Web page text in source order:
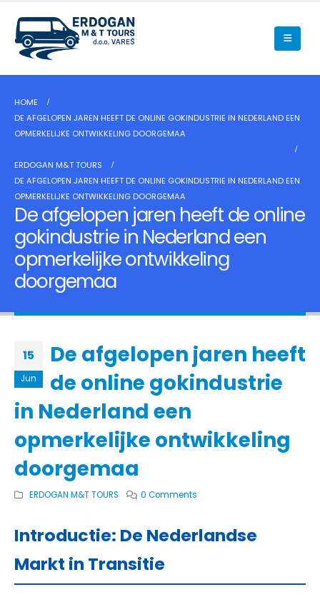
HOME
DE AFGELOPEN JAREN HEEFT DE ONLINE GOKINDUSTRIE IN NEDERLAND EEN
OPMERKELIJKE ONTWIKKELING DOORGEMAA
ERDOGAN M&T TOURS
DE AFGELOPEN JAREN HEEFT DE ONLINE GOKINDUSTRIE IN NEDERLAND EEN
OPMERKELIJKE ONTWIKKELING DOORGEMAA
De afgelopen jaren heeft de online
gokindustrie in Nederland een
opmerkelijke ontwikkeling
doorgemaa
15
Jun
De afgelopen jaren heeft
de online gokindustrie
in Nederland een
opmerkelijke ontwikkeling
doorgemaa
ERDOGAN M&T TOURS 0 Comments
Introductie: De Nederlandse
Markt in Transitie